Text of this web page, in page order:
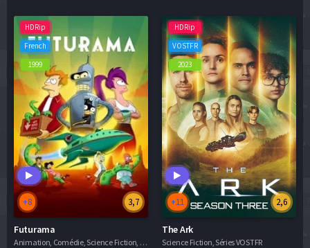
HDRip
French
1999
3,7
+8
Futurama
Animation, Comédie, Science Fiction, Séries VF
HDRip
VOSTFR
2023
2,6
+11
The Ark
Science Fiction, Séries VOSTFR